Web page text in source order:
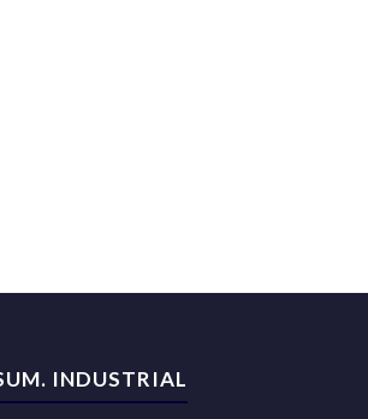
INDUSTRIAL